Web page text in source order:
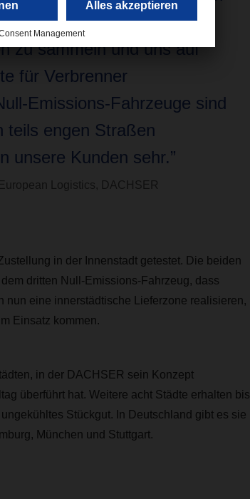
um Erfahrungen
zu sammeln und uns auf
für Verbrenner
Emissions-Fahrzeuge sind
teils engen Straßen
unsere Kunden sehr.”
Logistics, DACHSER
in der Innenstadt getestet. Die beiden
dritten Null-Emissions-Fahrzeug, dass
eine innerstädtische Lieferzone realisieren,
Einsatz kommen.
in der DACHSER sein Konzept
überführt hat. Weitere acht Städte erhalten bis
Stückgut. In Deutschland gibt es sie
München und Stuttgart.